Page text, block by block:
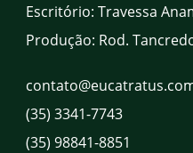
Qual o horário de
Quais são os canais
EUCATRATUS?
Escritório: Travessa
Produção: Rod.
(35) 3341-7743
(35) 98841-8851